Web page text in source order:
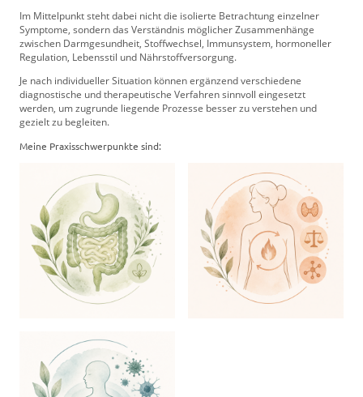
Im Mittelpunkt steht dabei nicht die isolierte Betrachtung einzelner
Symptome, sondern das Verständnis möglicher Zusammenhänge
zwischen Darmgesundheit, Stoffwechsel, Immunsystem, hormoneller
Regulation, Lebensstil und Nährstoffversorgung.
Je nach individueller Situation können ergänzend verschiedene
diagnostische und therapeutische Verfahren sinnvoll eingesetzt
werden, um zugrunde liegende Prozesse besser zu verstehen und
gezielt zu begleiten.
Meine Praxisschwerpunkte sind: